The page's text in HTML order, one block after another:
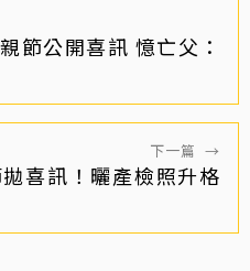
節公開喜訊 憶亡父：
下一篇 →
喜訊！曬產檢照升格